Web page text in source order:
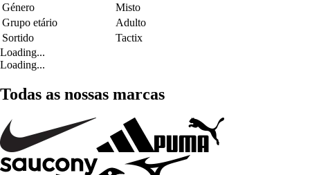
Género
Misto
Grupo etário
Adulto
Sortido
Tactix
Loading...
Loading...
Todas as nossas marcas